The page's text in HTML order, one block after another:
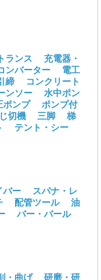
ランス
充電器・
ンバーター
電工
締
コンクリート
ンソー
水中ポン
ポンプ
ポンプ付
切機 三脚
梯
テント・シー
バー
スパナ・レ
配管ツール
油
バー・バール
・曲げ
研磨・研